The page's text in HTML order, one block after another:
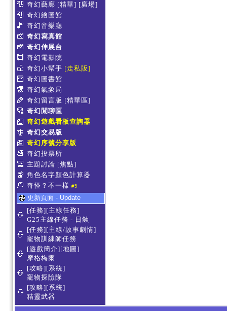
奇幻藝廊 [精華] [廣場]
奇幻繪圖館
奇幻音樂廳
奇幻寫真館
奇幻伸展台
奇幻電影院
奇幻小幫手 [走私販]
奇幻圖書館
奇幻氣象局
奇幻留言版 [精華區]
奇幻閒聊區
奇幻遊戲看板查詢器
奇幻交易版
奇幻序號分享版
奇幻投票所
主題討論 [焦點]
角色名字顏色計算器
奇怪？不一樣 #5
更新頁面 - Update
[任務][主線任務]
G25主線任務 - 日蝕
[任務][主線/故事劇情]
寵物訓練師任務
[遊戲簡介][地圖]
摩格梅爾
[攻略][系統]
寵物探險隊
[攻略][系統]
精靈武器